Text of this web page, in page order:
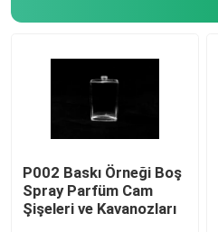
Kraft Kağıt Astar
P002 Baskı Örneği Boş
Spray Parfüm Cam
Şişeleri ve Kavanozları